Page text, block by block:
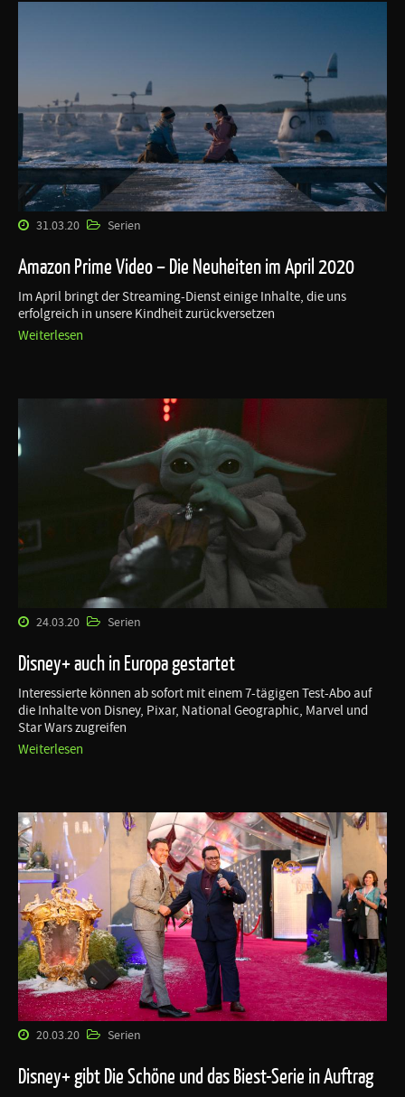
31.03.20 Serien
Amazon Prime Video – Die Neuheiten im April 2020
Im April bringt der Streaming-Dienst einige Inhalte, die uns
erfolgreich in unsere Kindheit zurückversetzen
Weiterlesen
24.03.20 Serien
Disney+ auch in Europa gestartet
Interessierte können ab sofort mit einem 7-tägigen Test-Abo auf
die Inhalte von Disney, Pixar, National Geographic, Marvel und
Star Wars zugreifen
Weiterlesen
20.03.20 Serien
Disney+ gibt Die Schöne und das Biest-Serie in Auftrag